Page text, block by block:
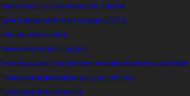
Безопасность строительства. Общее
Гражданская оборона и защита от ЧС
Нефтегазовое дело
Оказание первой помощи
Организация и управление инженерными изысканиями.
Повышение квалификации для рабочих
Пожарная безопасность